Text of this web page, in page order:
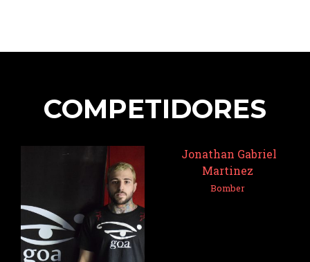
COMPETIDORES
Jonathan Gabriel
Martinez
Bomber